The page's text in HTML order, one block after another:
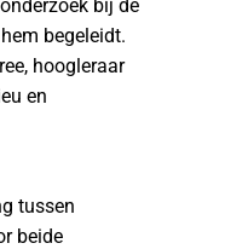
bij de
begeleidt.
hoogleraar
en
tussen
beide